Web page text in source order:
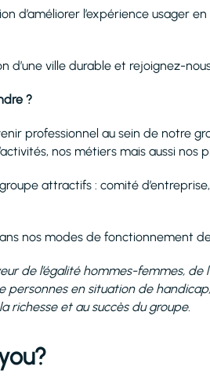
d’améliorer l’expérience usager
d’une ville durable et rejoignez-
?
professionnel au sein de notre
nos métiers mais aussi nos
attractifs : comité
nos modes de fonctionnement
de l’égalité hommes-femmes,
personnes en situation de
richesse et au succès du groupe.